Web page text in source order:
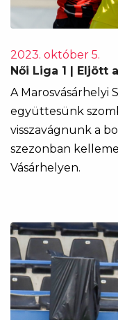
2023. október 5.
Női Liga 1 | Eljött
A Marosvásárhelyi
együttesünk
visszavágnunk a
szezonban
Vásárhelyen.